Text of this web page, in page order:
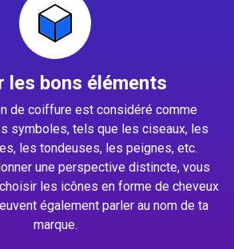
les bons éléments
de coiffure est considéré comme
symboles, tels que les ciseaux, les
les tondeuses, les peignes, etc.
une perspective distincte, vous
les icônes en forme de cheveux
également parler au nom de ta
marque.